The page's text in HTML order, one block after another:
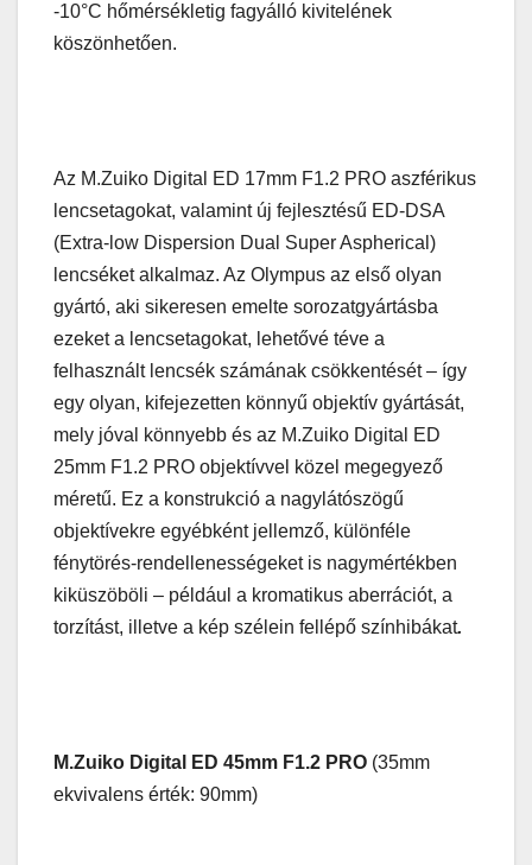
-10°C hőmérsékletig fagyálló kivitelének
köszönhetően.
Az M.Zuiko Digital ED 17mm F1.2 PRO aszférikus
lencsetagokat, valamint új fejlesztésű ED-DSA
(Extra-low Dispersion Dual Super Aspherical)
lencséket alkalmaz. Az Olympus az első olyan
gyártó, aki sikeresen emelte sorozatgyártásba
ezeket a lencsetagokat, lehetővé téve a
felhasznált lencsék számának csökkentését – így
egy olyan, kifejezetten könnyű objektív gyártását,
mely jóval könnyebb és az M.Zuiko Digital ED
25mm F1.2 PRO objektívvel közel megegyező
méretű. Ez a konstrukció a nagylátószögű
objektívekre egyébként jellemző, különféle
fénytörés-rendellenességeket is nagymértékben
kiküszöböli – például a kromatikus aberrációt, a
torzítást, illetve a kép szélein fellépő színhibákat.
M.Zuiko Digital ED 45mm F1.2 PRO (35mm
ekvivalens érték: 90mm)